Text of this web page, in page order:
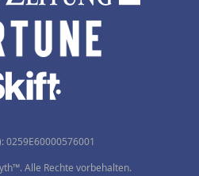
0259Ε60000576001
Alle Rechte vorbehalten.